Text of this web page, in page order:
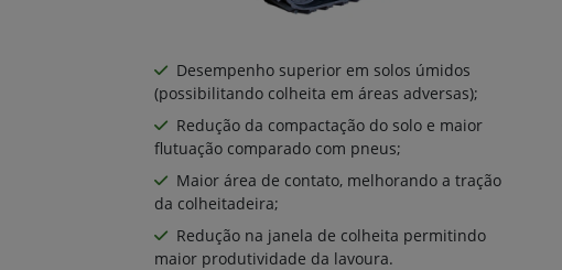
Desempenho superior em solos úmidos
(possibilitando colheita em áreas adversas);
Redução da compactação do solo e maior
flutuação comparado com pneus;
Maior área de contato, melhorando a tração
da colheitadeira;
Redução na janela de colheita permitindo
maior produtividade da lavoura.